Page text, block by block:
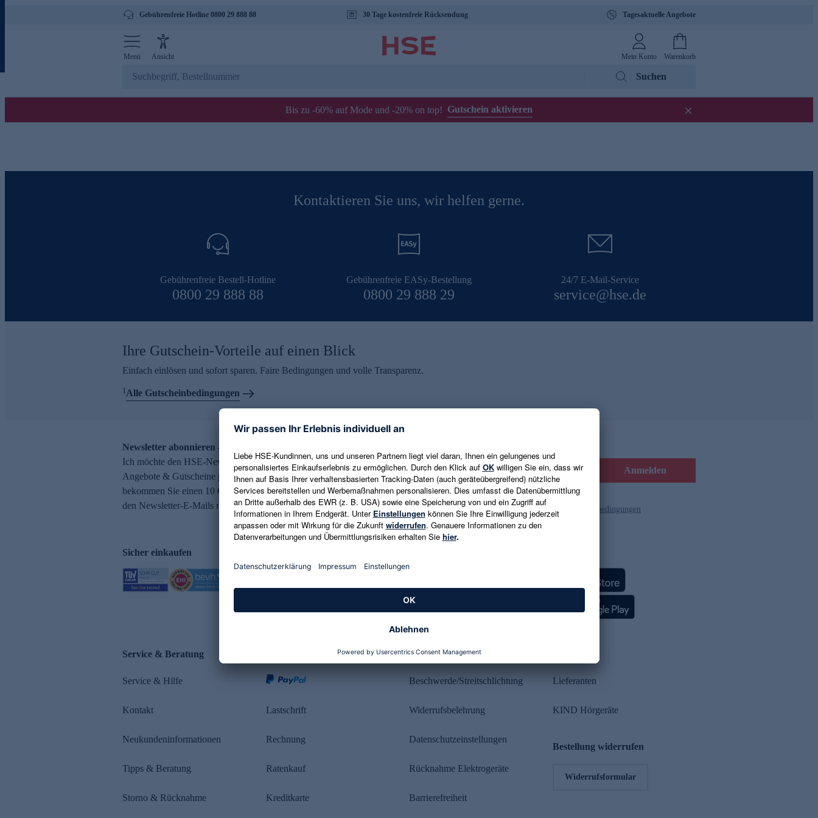
Gebührenfreie Hotline 0800 29 888 88 30 Tage kostenfreie Rücksendung Tagesaktuelle Angebote
Menü Ansicht Mein Konto Warenkorb
Suchen
Bis zu -60% auf Mode und -20% on top! Gutschein aktivieren
Kontaktieren Sie uns, wir helfen gerne.
Gebührenfreie Bestell-Hotline
0800 29 888 88
Gebührenfreie EASy-Bestellung
0800 29 888 29
24/7 E-Mail-Service
service@hse.de
Ihre Gutschein-Vorteile auf einen Blick
Einfach einlösen und sofort sparen. Faire Bedingungen und volle Transparenz.
1Alle Gutscheinbedingungen
Newsletter abonnieren – 10 € Gutschein erhalten
Ich möchte den HSE-Newsletter abonnieren und aktuelle Trends,
Angebote & Gutscheine per E-Mail erhalten. Als Dankeschön
bekommen Sie einen 10 € Gutschein. Eine Abmeldung ist jederzeit in
den Newsletter-E-Mails möglich.
E-Mail-Adresse eingeben Anmelden
Es gelten die Datenschutzrichtlinien und die Gutscheinbedingungen
Sicher einkaufen
Service & Beratung
Service & Hilfe
Kontakt
Neukundeninformationen
Tipps & Beratung
Storno & Rücknahme
Lastschrift
Rechnung
Ratenkauf
Kreditkarte
Rechtliches
Beschwerde/Streitschlichtung
Widerrufsbelehrung
Datenschutzeinstellungen
Rücknahme Elektrogeräte
Barrierefreiheit
Lieferanten
KIND Hörgeräte
Bestellung widerrufen
Widerrufsformular